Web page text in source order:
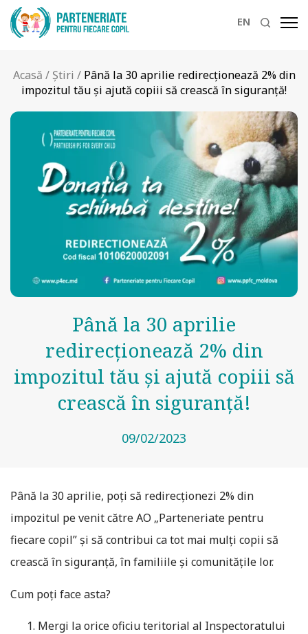
EN
Acasă / Știri / Până la 30 aprilie redirecționează 2% din
impozitul tău și ajută copiii să crească în siguranță!
Până la 30 aprilie
redirecționează 2% din
impozitul tău și ajută copiii să
crească în siguranță!
09/02/2023
Până la 30 aprilie, poți să redirecționezi 2% din
impozitul pe venit către AO „Parteneriate pentru
fiecare copil” și să contribui ca tot mai mulți copii să
crească în siguranță, în familiile și comunitățile lor.
Cum poți face asta?
Mergi la orice oficiu teritorial al Inspectoratului